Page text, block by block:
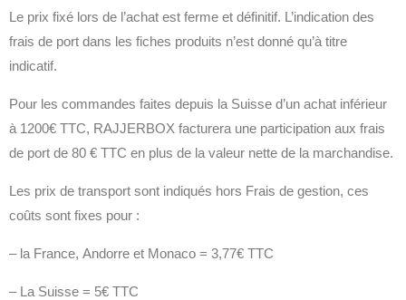
Le prix fixé lors de l’achat est ferme et définitif. L’indication des
frais de port dans les fiches produits n’est donné qu’à titre
indicatif.
Pour les commandes faites depuis la Suisse d’un achat inférieur
à 1200€ TTC, RAJJERBOX facturera une participation aux frais
de port de 80 € TTC en plus de la valeur nette de la marchandise.
Les prix de transport sont indiqués hors Frais de gestion, ces
coûts sont fixes pour :
– la France, Andorre et Monaco = 3,77€ TTC
– La Suisse = 5€ TTC